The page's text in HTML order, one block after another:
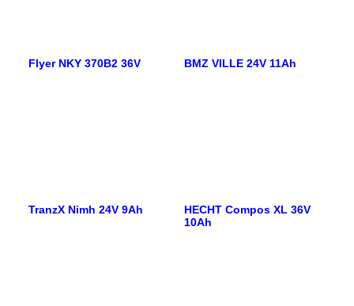
Flyer NKY 370B2 36V BMZ VILLE 24V 11Ah
TranzX Nimh 24V 9Ah
HECHT Compos XL 36V
10Ah